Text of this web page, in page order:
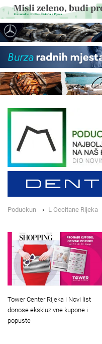
Poduckun L Occitane Rijeka
Tower Center Rijeka i Novi list
donose ekskluzivne kupone i
popuste